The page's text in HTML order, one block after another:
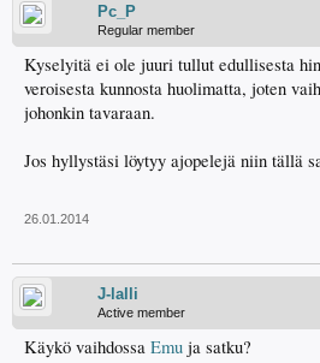
Pc_P
Regular member
Kyselyitä ei ole juuri tullut edullisesta
veroisesta kunnosta huolimatta, joten
johonkin tavaraan.
Jos hyllystäsi löytyy ajopelejä niin tällä
26.01.2014
J-lalli
Active member
Käykö vaihdossa Emu ja satku?